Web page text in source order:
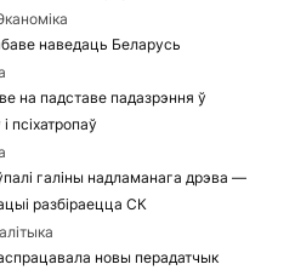
наведаць Беларусь
на падставе падазрэння ў
псіхатропаў
галіны надламанага дрэва —
разбіраецца СК
новы перадатчык